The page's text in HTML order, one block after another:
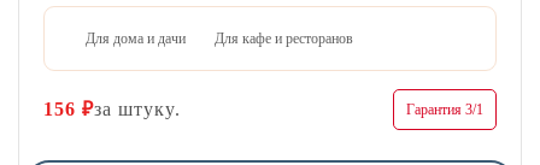
Для дома и дачи Для кафе и ресторанов
156 ₽за штуку. Гарантия 3/1